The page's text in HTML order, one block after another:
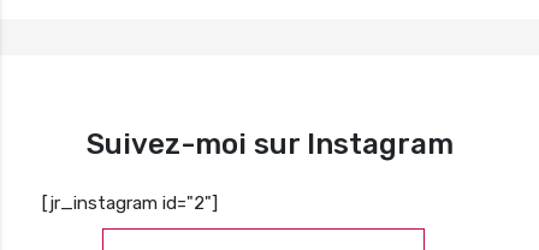
Suivez-moi sur Instagram
[jr_instagram id="2"]